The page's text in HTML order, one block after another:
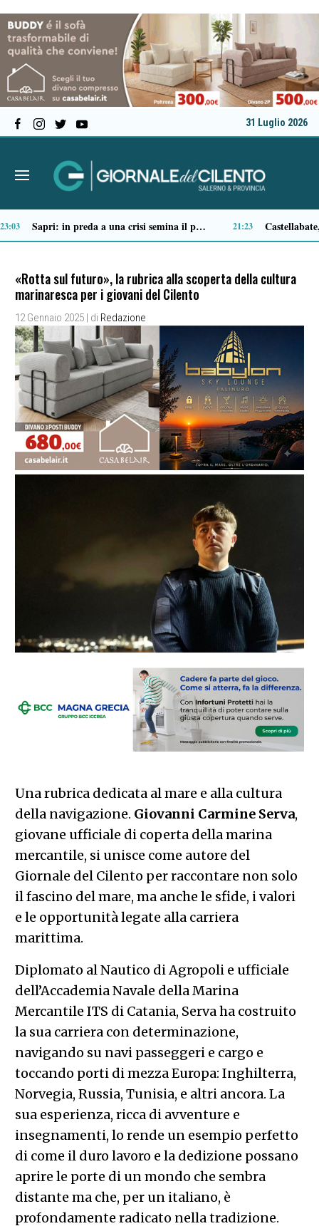
31 Luglio 2026
Ascea, nuova giunta per Sansone: Filippo Dragone vicesindaco, Egidio Criscuolo assessore ai Lavori Pubblici 14:51 Tortorella celebra la Fiera di San Basilio: tra antichi mestieri, bestiame e la musica della Bandabardò 14:49
«Rotta sul futuro», la rubrica alla scoperta della cultura
marinaresca per i giovani del Cilento
12 Gennaio 2025 | di Redazione
Una rubrica dedicata al mare e alla cultura
della navigazione. Giovanni Carmine Serva,
giovane ufficiale di coperta della marina
mercantile, si unisce come autore del
Giornale del Cilento per raccontare non solo
il fascino del mare, ma anche le sfide, i valori
e le opportunità legate alla carriera
marittima.
Diplomato al Nautico di Agropoli e ufficiale
dell’Accademia Navale della Marina
Mercantile ITS di Catania, Serva ha costruito
la sua carriera con determinazione,
navigando su navi passeggeri e cargo e
toccando porti di mezza Europa: Inghilterra,
Norvegia, Russia, Tunisia, e altri ancora. La
sua esperienza, ricca di avventure e
insegnamenti, lo rende un esempio perfetto
di come il duro lavoro e la dedizione possano
aprire le porte di un mondo che sembra
distante ma che, per un italiano, è
profondamente radicato nella tradizione.